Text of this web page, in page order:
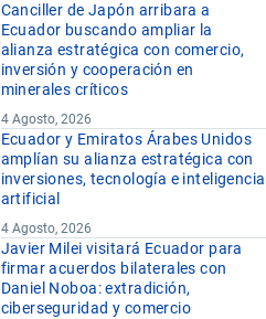
Canciller de Japón arribara a
Ecuador buscando ampliar la
alianza estratégica con comercio,
inversión y cooperación en
minerales críticos
4 Agosto, 2026
Ecuador y Emiratos Árabes Unidos
amplían su alianza estratégica con
inversiones, tecnología e inteligencia
artificial
4 Agosto, 2026
Javier Milei visitará Ecuador para
firmar acuerdos bilaterales con
Daniel Noboa: extradición,
ciberseguridad y comercio